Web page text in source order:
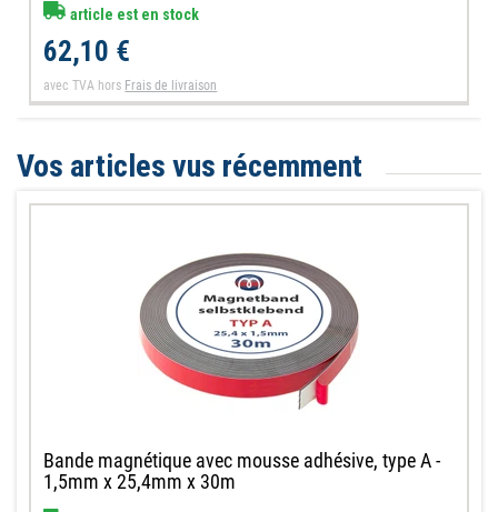
article est en stock
62,10 €
avec TVA hors Frais de livraison
Vos articles vus récemment
Bande magnétique avec mousse adhésive, type A -
1,5mm x 25,4mm x 30m